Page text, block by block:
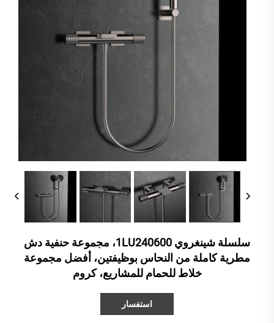
سلسلة شينغروي 1LU240600، مجموعة حنفية دش
مطرية كاملة من النحاس بوظيفتين، أفضل مجموعة
خلاط للحمام للمشاريع، كروم
استفسار